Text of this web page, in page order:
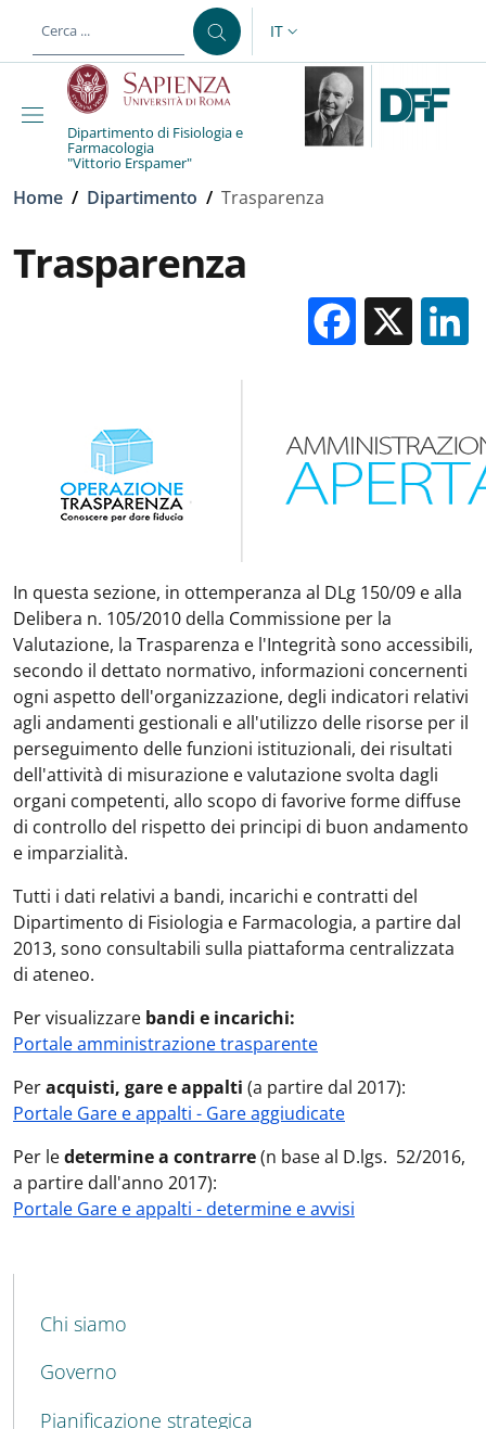
al contenuto principale
SELETTORE LINGUA:
IT
Dipartimento di Fisiologia e
Farmacologia
"Vittorio Erspamer"
Briciole di pane
Home / Dipartimento / Trasparenza
Trasparenza
X
In questa sezione, in ottemperanza al DLg 150/09 e alla
Delibera n. 105/2010 della Commissione per la
Valutazione, la Trasparenza e l'Integrità sono accessibili,
secondo il dettato normativo, informazioni concernenti
ogni aspetto dell'organizzazione, degli indicatori relativi
agli andamenti gestionali e all'utilizzo delle risorse per il
perseguimento delle funzioni istituzionali, dei risultati
dell'attività di misurazione e valutazione svolta dagli
organi competenti, allo scopo di favorive forme diffuse
di controllo del rispetto dei principi di buon andamento
e imparzialità.
Tutti i dati relativi a bandi, incarichi e contratti del
Dipartimento di Fisiologia e Farmacologia, a partire dal
2013, sono consultabili sulla piattaforma centralizzata
di ateneo.
Per visualizzare bandi e incarichi:
Portale amministrazione trasparente
Peracquisti, gare e appalti (a partire dal 2017):
Portale Gare e appalti - Gare aggiudicate
Per ledetermine a contrarre(n base al D.lgs. 52/2016,
a partire dall'anno 2017):
Portale Gare e appalti - determine e avvisi
MENU CEV SECOND NAVIGATION
Chi siamo
Governo
Pianificazione strategica